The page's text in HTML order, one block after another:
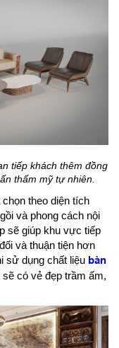
tiếp khách thêm đồng
thẩm mỹ tự nhiên.
theo diện tích
và phong cách nội
sẽ giúp khu vực tiếp
và thuận tiện hơn
sử dụng chất liệu bàn
sẽ có vẻ đẹp trầm ấm,